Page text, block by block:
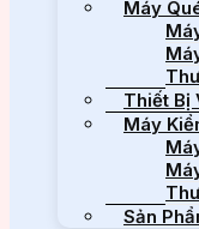
Máy
Thiết Bị
Máy
Sản